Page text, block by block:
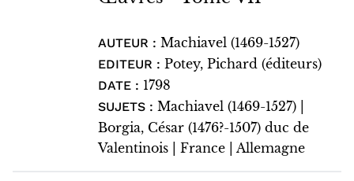
AUTEUR : Machiavel (1469-1527)
EDITEUR : Potey, Pichard (éditeurs)
DATE : 1798
SUJETS : Machiavel (1469-1527) |
Borgia, César (1476?-1507) duc de
Valentinois | France | Allemagne